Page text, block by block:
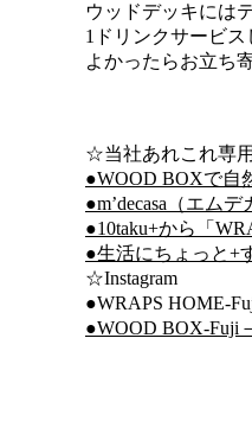
ウッドデッキには
1ドリンクサービ
よかったらお立ち
☆当社あれこれ専
●WOOD BOXで自
●m’decasa（エム
●10taku+から「
●生活にちょっと+
☆Instagram
●WRAPS HOME-
●WOOD BOX-Fuji－